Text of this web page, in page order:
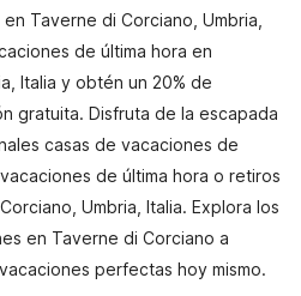
Taverne di Corciano, Umbria,
de última hora en
Italia y obtén un 20% de
gratuita. Disfruta de la escapada
casas de vacaciones de
de última hora o retiros
Umbria, Italia. Explora los
en Taverne di Corciano a
perfectas hoy mismo.